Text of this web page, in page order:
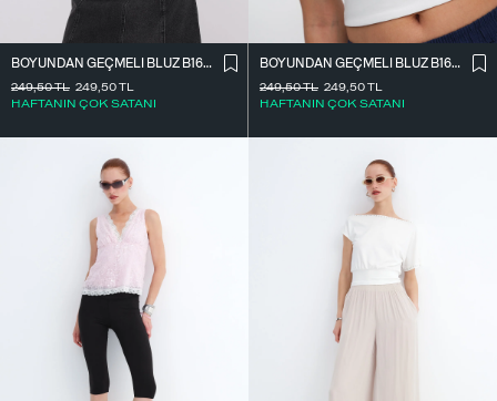
BOYUNDAN GEÇMELI BLUZ B1623-H11
249,50TL
HAFTANIN ÇOK SATANI
249,50TL
BOYUNDAN GEÇMELI BLUZ B1623-H11
249,50TL
HAFTANIN ÇOK SATANI
249,50TL